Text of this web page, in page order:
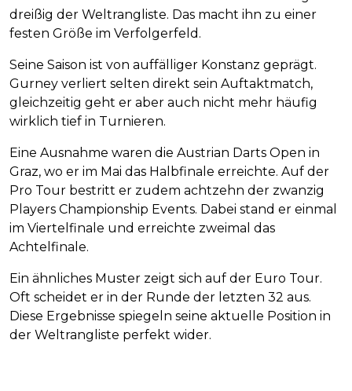
dreißig der Weltrangliste. Das macht ihn zu einer
festen Größe im Verfolgerfeld.
Seine Saison ist von auffälliger Konstanz geprägt.
Gurney verliert selten direkt sein Auftaktmatch,
gleichzeitig geht er aber auch nicht mehr häufig
wirklich tief in Turnieren.
Eine Ausnahme waren die Austrian Darts Open in
Graz, wo er im Mai das Halbfinale erreichte. Auf der
Pro Tour bestritt er zudem achtzehn der zwanzig
Players Championship Events. Dabei stand er einmal
im Viertelfinale und erreichte zweimal das
Achtelfinale.
Ein ähnliches Muster zeigt sich auf der Euro Tour.
Oft scheidet er in der Runde der letzten 32 aus.
Diese Ergebnisse spiegeln seine aktuelle Position in
der Weltrangliste perfekt wider.